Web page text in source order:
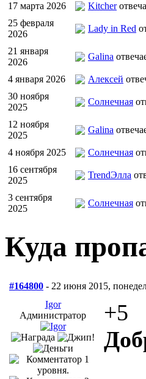
17 марта 2026
Kitcher
25 февраля
2026
Lady in Red
21 января
2026
Galina
4 января 2026 Алексей
30 ноября
2025
Солнечная
12 ноября
2025
Galina
4 ноября 2025 Солнечная
16 сентября
2025
TrendЭлла
3 сентября
2025
Солнечная
Куда
#164800 - 22 июня 2015,
Igor
Администратор
+5